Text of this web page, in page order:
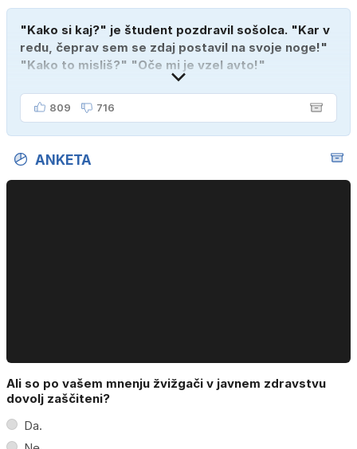
"Kako si kaj?" je študent pozdravil sošolca. "Kar v
redu, čeprav sem se zdaj postavil na svoje noge!"
"Kako to misliš?" "Oče mi je vzel avto!"
809 716
ANKETA
Ali so po vašem mnenju žvižgači v javnem zdravstvu
dovolj zaščiteni?
Da.